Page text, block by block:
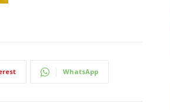
WhatsApp